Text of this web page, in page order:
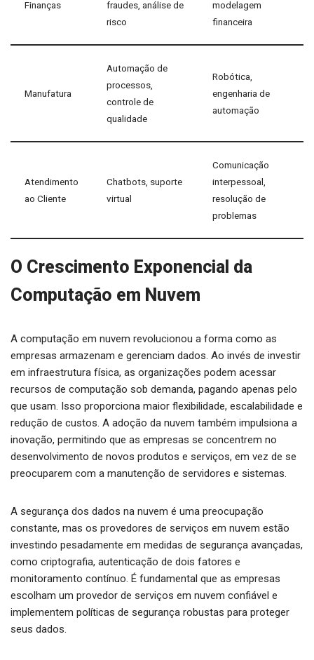
Finanças
fraudes, análise de
risco
modelagem
financeira
Manufatura
Automação de
processos,
controle de
qualidade
Robótica,
engenharia de
automação
Atendimento
ao Cliente
Chatbots, suporte
virtual
Comunicação
interpessoal,
resolução de
problemas
O Crescimento Exponencial da
Computação em Nuvem
A computação em nuvem revolucionou a forma como as
empresas armazenam e gerenciam dados. Ao invés de investir
em infraestrutura física, as organizações podem acessar
recursos de computação sob demanda, pagando apenas pelo
que usam. Isso proporciona maior flexibilidade, escalabilidade e
redução de custos. A adoção da nuvem também impulsiona a
inovação, permitindo que as empresas se concentrem no
desenvolvimento de novos produtos e serviços, em vez de se
preocuparem com a manutenção de servidores e sistemas.
A segurança dos dados na nuvem é uma preocupação
constante, mas os provedores de serviços em nuvem estão
investindo pesadamente em medidas de segurança avançadas,
como criptografia, autenticação de dois fatores e
monitoramento contínuo. É fundamental que as empresas
escolham um provedor de serviços em nuvem confiável e
implementem políticas de segurança robustas para proteger
seus dados.